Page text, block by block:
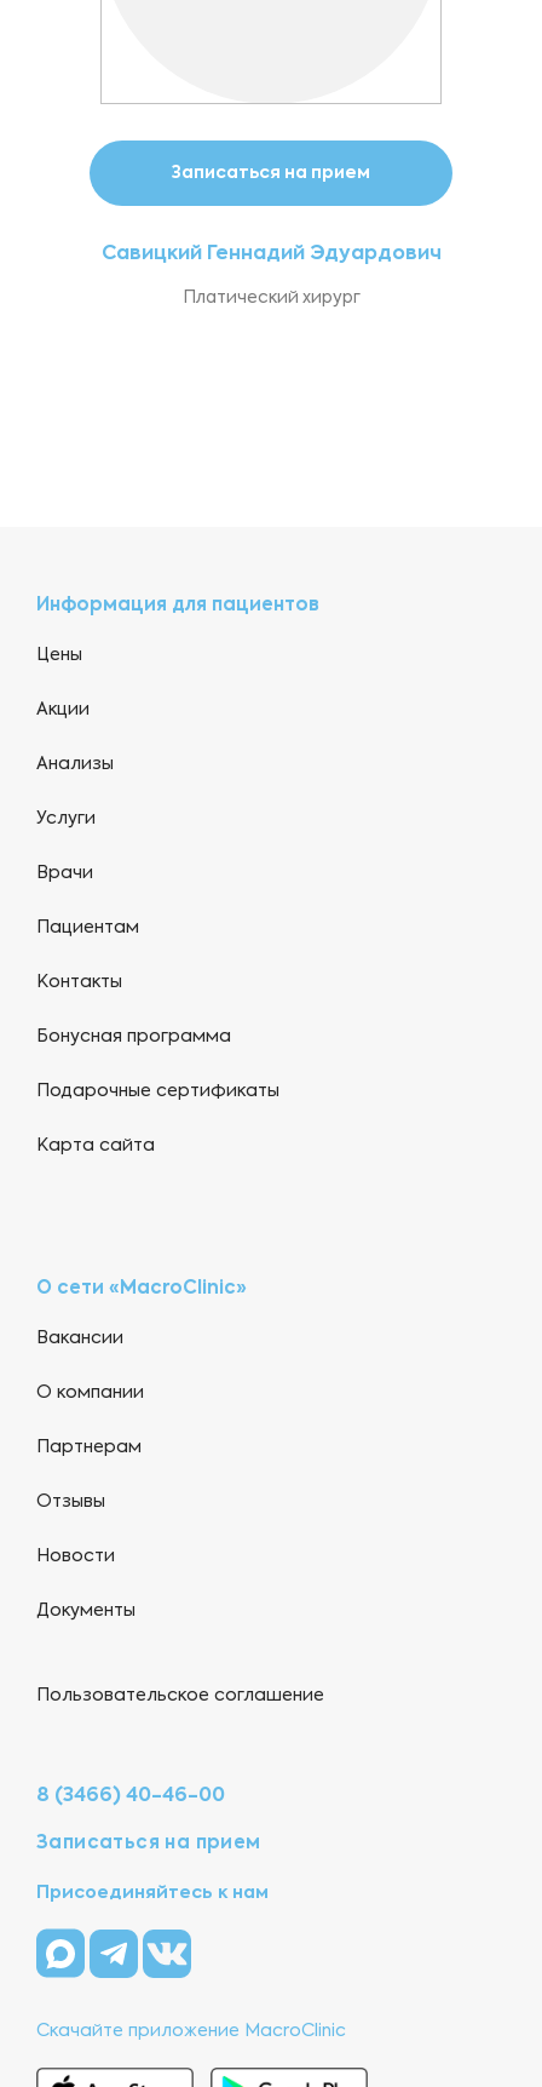
Записаться на прием
Савицкий Геннадий Эдуардович
Платический хирург
Информация для пациентов
Цены
Акции
Анализы
Услуги
Врачи
Пациентам
Контакты
Бонусная программа
Подарочные сертификаты
Карта сайта
О сети «MacroClinic»
Вакансии
О компании
Партнерам
Отзывы
Новости
Документы
Пользовательское соглашение
8 (3466) 40-46-00
Записаться на прием
Присоединяйтесь к нам
Скачайте приложение MacroClinic